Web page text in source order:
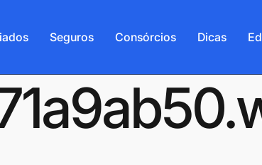
Seguros Consórcios Dicas